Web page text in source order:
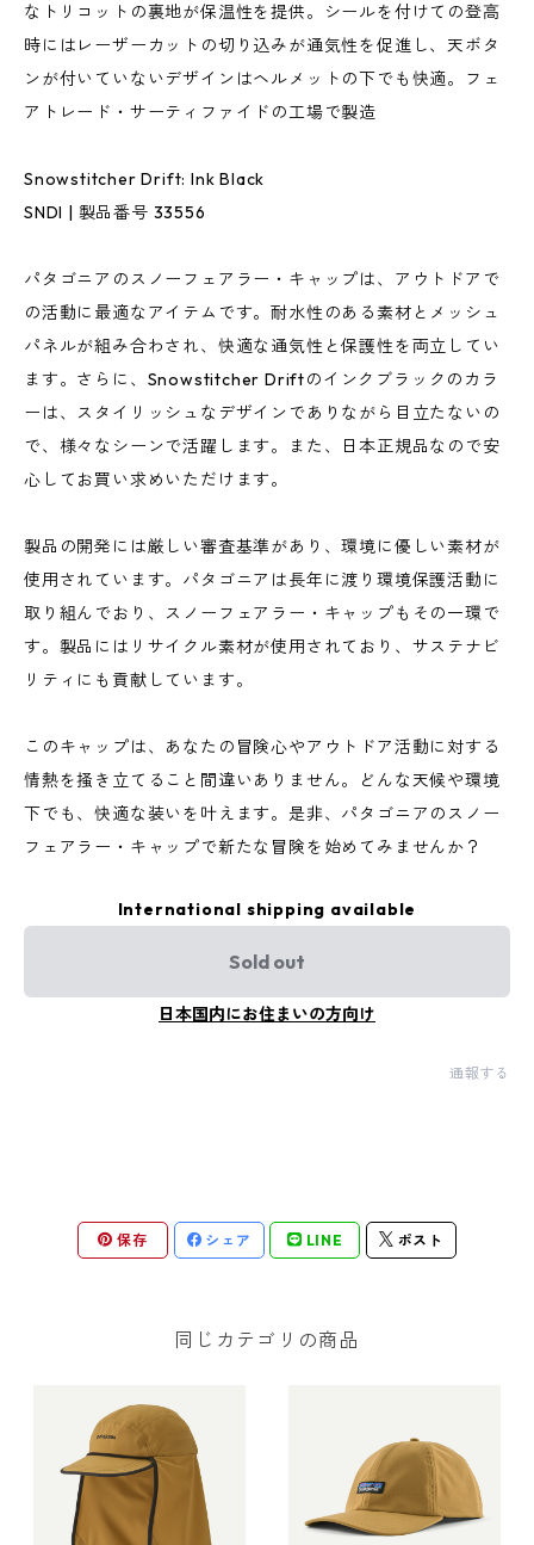
なトリコットの裏地が保温性を提供。シールを付けての登高
時にはレーザーカットの切り込みが通気性を促進し、天ボタ
ンが付いていないデザインはヘルメットの下でも快適。フェ
アトレード・サーティファイドの工場で製造
Snowstitcher Drift: Ink Black
SNDI | 製品番号 33556
パタゴニアのスノーフェアラー・キャップは、アウトドアで
の活動に最適なアイテムです。耐水性のある素材とメッシュ
パネルが組み合わされ、快適な通気性と保護性を両立してい
ます。さらに、Snowstitcher Driftのインクブラックのカラ
ーは、スタイリッシュなデザインでありながら目立たないの
で、様々なシーンで活躍します。また、日本正規品なので安
心してお買い求めいただけます。
製品の開発には厳しい審査基準があり、環境に優しい素材が
使用されています。パタゴニアは長年に渡り環境保護活動に
取り組んでおり、スノーフェアラー・キャップもその一環で
す。製品にはリサイクル素材が使用されており、サステナビ
リティにも貢献しています。
このキャップは、あなたの冒険心やアウトドア活動に対する
情熱を掻き立てること間違いありません。どんな天候や環境
下でも、快適な装いを叶えます。是非、パタゴニアのスノー
フェアラー・キャップで新たな冒険を始めてみませんか？
International shipping available
Sold out
日本国内にお住まいの方向け
通報する
保存 シェア LINE ポスト
同じカテゴリの商品